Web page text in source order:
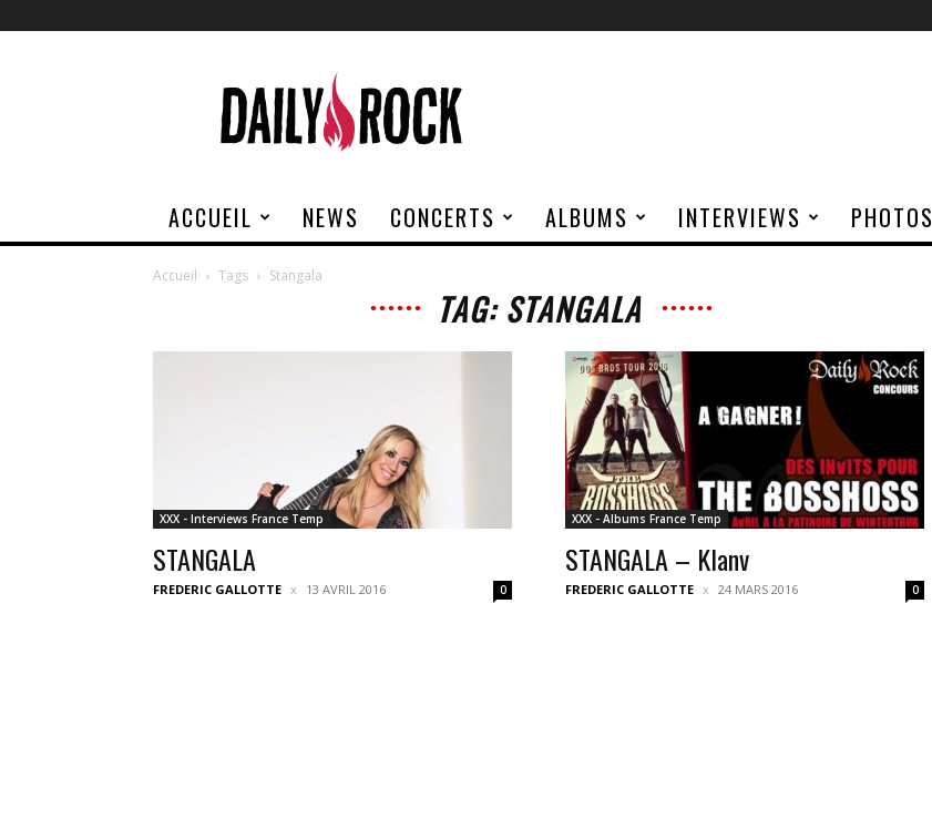
Rock
ACCUEIL NEWS CONCERTS ALBUMS INTERVIEWS PHOTOS
Accueil Tags Stangala
TAG: STANGALA
XXX - Interviews France Temp
STANGALA
FREDERIC GALLOTTE 13 AVRIL 2016 0
XXX - Albums France Temp
STANGALA – Klanv
FREDERIC GALLOTTE 24 MARS 2016 0